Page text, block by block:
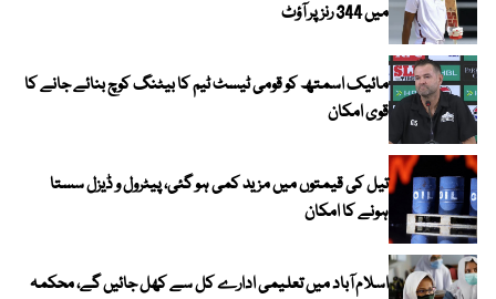
میں 344 رنز پر آؤٹ
مائیک اسمتھ کو قومی ٹیسٹ ٹیم کا بیٹنگ کوچ بنائے جانے کا
قوی امکان
تیل کی قیمتوں میں مزید کمی ہو گئی، پیٹرول و ڈیزل سستا
ہونے کا امکان
اسلام آباد میں تعلیمی ادارے کل سے کھل جائیں گے، محکمہ